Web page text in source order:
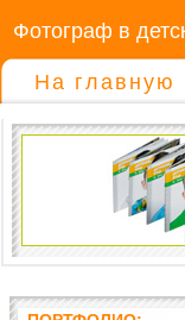
Фотограф в
На главную